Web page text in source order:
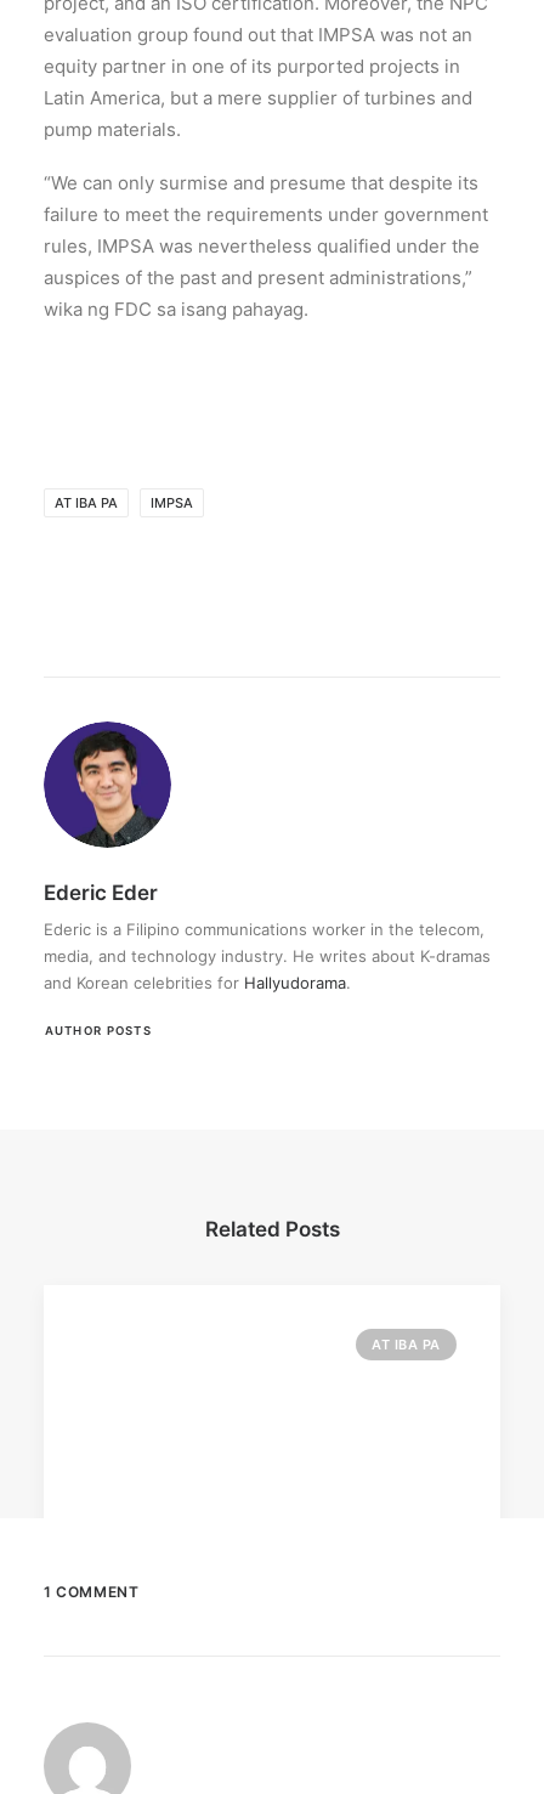
evaluation group found out that IMPSA was not an
equity partner in one of its purported projects in
Latin America, but a mere supplier of turbines and
pump materials.
“We can only surmise and presume that despite its
failure to meet the requirements under government
rules, IMPSA was nevertheless qualified under the
auspices of the past and present administrations,”
wika ng FDC sa isang pahayag.
AT IBA PA IMPSA
Ederic Eder
Ederic is a Filipino communications worker in the telecom,
media, and technology industry. He writes about K-dramas
and Korean celebrities for Hallyudorama.
AUTHOR POSTS
Related Posts
AT IBA PA
Win by upgrading hero’s skills with an ML
recharge.
1 COMMENT